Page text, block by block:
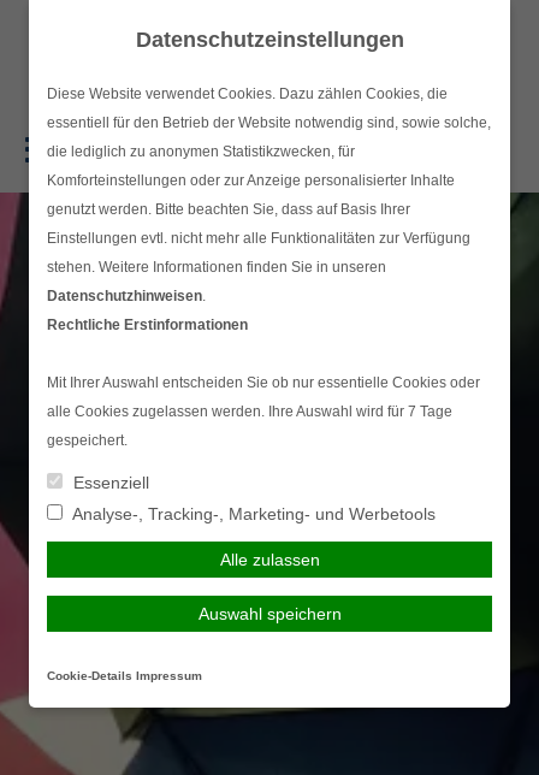
content
Hauptmenü
Datenschutzeinstellungen
Diese Website verwendet Cookies. Dazu zählen Cookies, die
essentiell für den Betrieb der Website notwendig sind, sowie solche,
die lediglich zu anonymen Statistikzwecken, für
Komforteinstellungen oder zur Anzeige personalisierter Inhalte
genutzt werden. Bitte beachten Sie, dass auf Basis Ihrer
Einstellungen evtl. nicht mehr alle Funktionalitäten zur Verfügung
stehen. Weitere Informationen finden Sie in unseren
Datenschutzhinweisen.
Rechtliche Erstinformationen
Mit Ihrer Auswahl entscheiden Sie ob nur essentielle Cookies oder
alle Cookies zugelassen werden. Ihre Auswahl wird für 7 Tage
gespeichert.
Essenziell
Analyse-, Tracking-, Marketing- und Werbetools
Alle zulassen
Auswahl speichern
Cookie-Details Impressum